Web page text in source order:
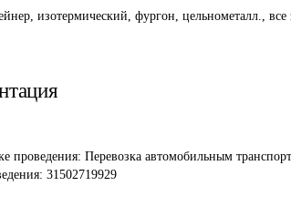
изотермический, фургон, цельнометалл., все
проведения: Перевозка автомобильным
31502719929